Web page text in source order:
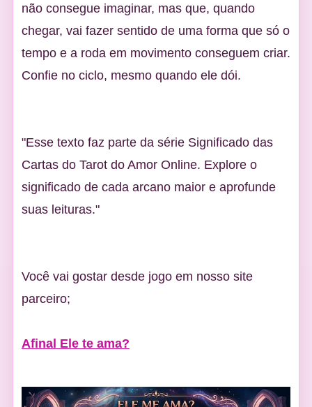
não consegue imaginar, mas que, quando
chegar, vai fazer sentido de uma forma que só o
tempo e a roda em movimento conseguem criar.
Confie no ciclo, mesmo quando ele dói.
"Esse texto faz parte da série Significado das
Cartas do Tarot do Amor Online. Explore o
significado de cada arcano maior e aprofunde
suas leituras."
Você vai gostar desde jogo em nosso site
parceiro;
Afinal Ele te ama?